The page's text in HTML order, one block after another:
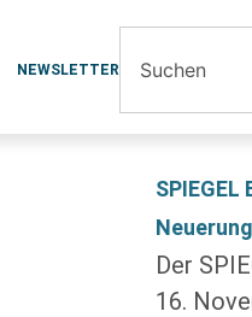
NEWSLETTER
Der
16.